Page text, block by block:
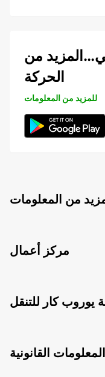
من
الحركة
للمزيد من المعلومات
من المعلومات
مركز أعمال
يوروب كار للتنقل
المعلومات القانونية